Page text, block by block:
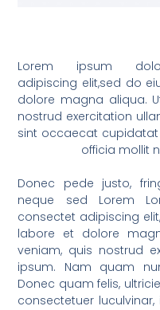
Lorem ipsum
adipiscing elit,sed do
dolore magna aliqua.
nostrud exercitation
sint occaecat
officia mollit
Donec pede justo,
neque sed Lorem
consectet adipiscing
labore et dolore
veniam, quis nostrud
ipsum. Nam quam
Donec quam felis,
consectetuer